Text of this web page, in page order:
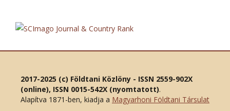
2017-2025 (c) Földtani Közlöny - ISSN 2559-902X
(online), ISSN 0015-542X (nyomtatott).
Alapítva 1871-ben, kiadja a Magyarhoni Földtani Társulat